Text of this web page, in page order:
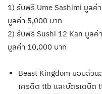
1) รับฟรี Ume Sashimi มูลค่
มูลค่า 5,000 บาท
2) รับฟรี Sushi 12 Kan มูลค่
มูลค่า 10,000 บาท
Beast Kingdom มอบส่ว
เครดิต ttb และบัตรเดบิต